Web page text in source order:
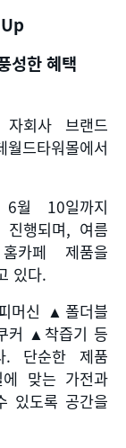
Up
성한 혜택
회사 브랜드
드타워몰에서
6월 10일까지
행되며, 여름
카페 제품을
있다.
머신 ▲폴더블
커 ▲ 착즙기 등
. 단순한 제품
에 맞는 가전과
있도록 공간을